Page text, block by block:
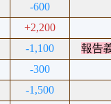
-600
+2,200
-1,100
報告
-300
-1,500